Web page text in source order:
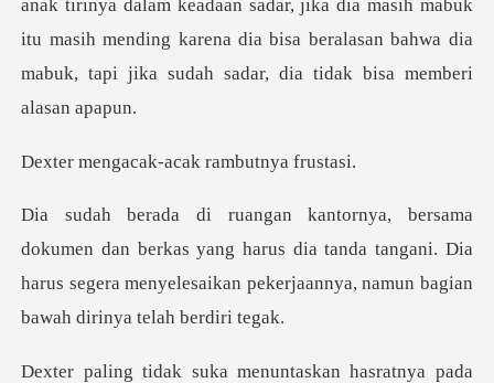
sadar, jika dia masih mabuk
itu masih mending karena dia bisa beralasan b
ak-acak rambu
kas yang harus dia tanda tangani. Dia
harus segera menyelesaik